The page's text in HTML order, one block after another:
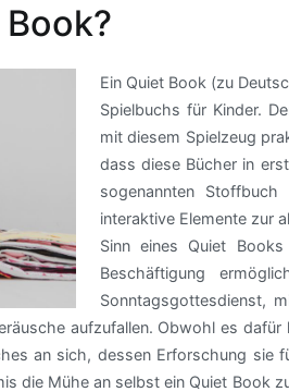
Ein Quiet Book (zu
Spielbuchs für Kinder.
mit diesem Spielzeug
dass diese Bücher in
sogenannten
interaktive Elemente zur
Sinn eines Quiet
Beschäftigung
Sonntagsgottesdienst,
aufzufallen. Obwohl es
an sich, dessen Erforschung sie
die Mühe an selbst ein Quiet Book